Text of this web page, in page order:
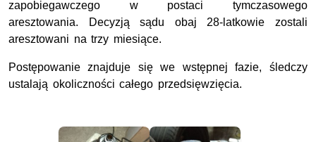
zapobiegawczego w postaci tymczasowego
aresztowania. Decyzją sądu obaj 28-latkowie zostali
aresztowani na trzy miesiące.
Postępowanie znajduje się we wstępnej fazie, śledczy
ustalają okoliczności całego przedsięwzięcia.